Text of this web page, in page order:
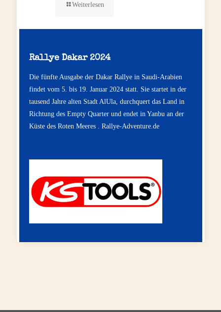
Weiterlesen
Rallye Dakar 2024
Die fünfte Ausgabe der Dakar Rallye in Saudi-Arabien
findet vom 5. bis 19. Januar 2024 statt. Sie startet in der
tausend Jahre alten Stadt AlUla, durchquert das Land in
Richtung des Empty Quarter und endet in Yanbu an der
Küste des Roten Meeres . Rallye-Adventure.de